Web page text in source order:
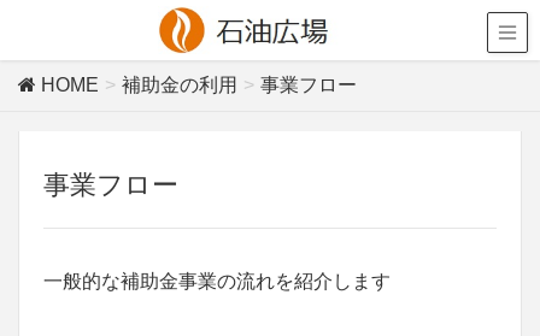
HOME 補助金の利用 事業フロー
事業フロー
一般的な補助金事業の流れを紹介します